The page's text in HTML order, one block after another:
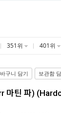
351위 401위
구니 담기 보관함
마틴 파)